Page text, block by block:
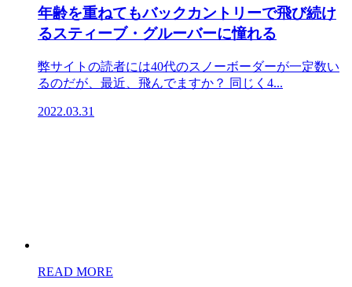
年齢を重ねてもバックカントリーで飛び続け
るスティーブ・グルーバーに憧れる
弊サイトの読者には40代のスノーボーダーが一定数い
るのだが、最近、飛んでますか？ 同じく4...
2022.03.31
READ MORE